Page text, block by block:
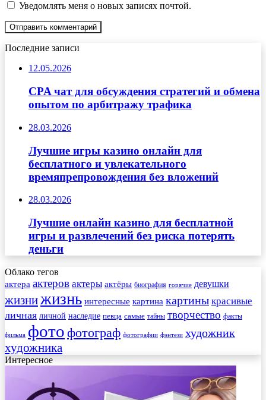
Уведомлять меня о новых записях почтой.
Последние записи
12.05.2026
CPA чат для обсуждения стратегий и обмена
опытом по арбитражу трафика
28.03.2026
Лучшие игры казино онлайн для
бесплатного и увлекательного
времяпрепровождения без вложений
28.03.2026
Лучшие онлайн казино для бесплатной
игры и развлечений без риска потерять
деньги
Облако тегов
актера актеров актеры актёры биография горячие девушки
жизнижизнь интересные картина картины красивые
личная личной наследие певца самые тайны творчество факты
фильма фото фотограф фотографии фэнтези художник
художника
Интересное